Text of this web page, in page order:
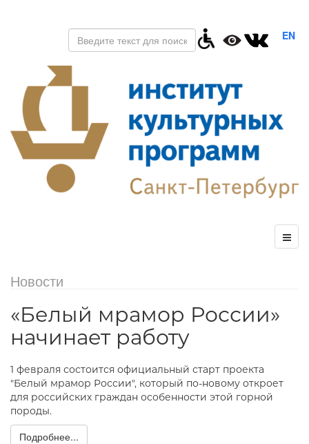
EN
Новости
«Белый мрамор России»
начинает работу
1 февраля состоится официальный старт проекта
"Белый мрамор России", который по-новому откроет
для российских граждан особенности этой горной
породы.
Подробнее...